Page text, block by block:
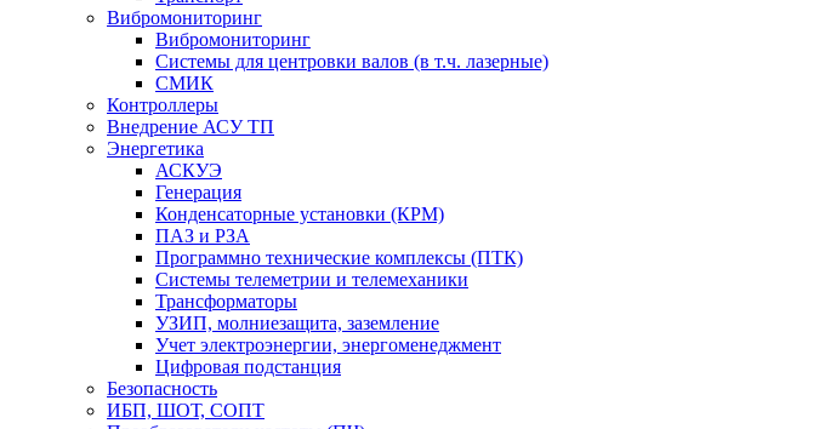
Вибромониторинг
Вибромониторинг
Системы для центровки валов (в т.ч. лазерные)
СМИК
Контроллеры
Внедрение АСУ ТП
Энергетика
АСКУЭ
Генерация
Конденсаторные установки (КРМ)
ПАЗ и РЗА
Программно технические комплексы (ПТК)
Системы телеметрии и телемеханики
Трансформаторы
УЗИП, молниезащита, заземление
Учет электроэнергии, энергоменеджмент
Цифровая подстанция
Безопасность
ИБП, ШОТ, СОПТ